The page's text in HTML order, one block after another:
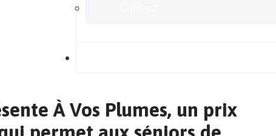
À Vos Plumes, un prix